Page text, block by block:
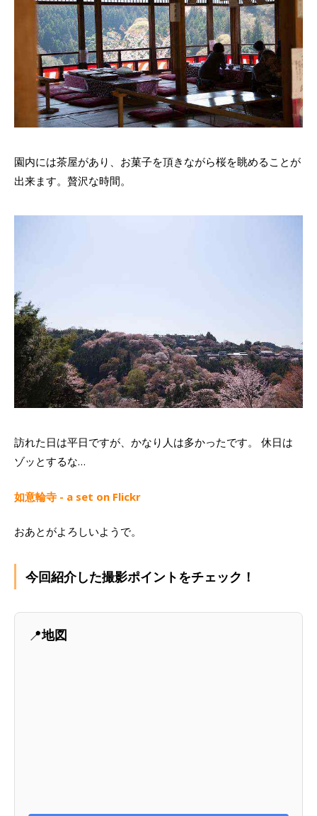
園内には茶屋があり、お菓子を頂きながら桜を眺めることが
出来ます。贅沢な時間。
訪れた日は平日ですが、かなり人は多かったです。 休日は
ゾッとするな…
如意輪寺 - a set on Flickr
おあとがよろしいようで。
今回紹介した撮影ポイントをチェック！
📍地図